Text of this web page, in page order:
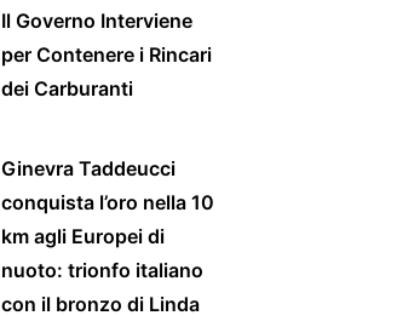
Il Governo Interviene
per Contenere i Rincari
dei Carburanti
Ginevra Taddeucci
conquista l’oro nella 10
km agli Europei di
nuoto: trionfo italiano
con il bronzo di Linda